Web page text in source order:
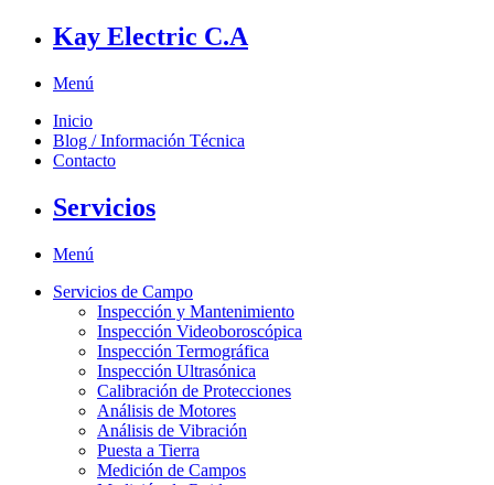
Kay Electric C.A
Menú
Inicio
Blog / Información Técnica
Contacto
Servicios
Menú
Servicios de Campo
Inspección y Mantenimiento
Inspección Videoboroscópica
Inspección Termográfica
Inspección Ultrasónica
Calibración de Protecciones
Análisis de Motores
Análisis de Vibración
Puesta a Tierra
Medición de Campos